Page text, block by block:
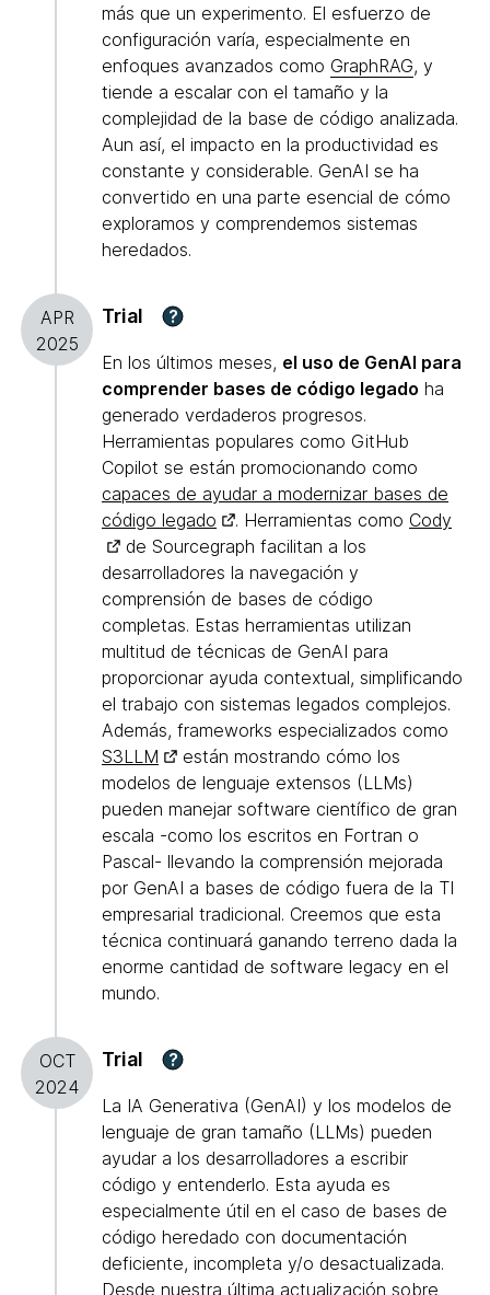
más que un experimento. El esfuerzo de
configuración varía, especialmente en
enfoques avanzados como GraphRAG, y
tiende a escalar con el tamaño y la
complejidad de la base de código analizada.
Aun así, el impacto en la productividad es
constante y considerable. GenAI se ha
convertido en una parte esencial de cómo
exploramos y comprendemos sistemas
heredados.
APR
2025
Trial ?
En los últimos meses, el uso de GenAI para
comprender bases de código legado ha
generado verdaderos progresos.
Herramientas populares como GitHub
Copilot se están promocionando como
capaces de ayudar a modernizar bases de
código legado
. Herramientas como Cody
de Sourcegraph facilitan a los
desarrolladores la navegación y
comprensión de bases de código
completas. Estas herramientas utilizan
multitud de técnicas de GenAI para
proporcionar ayuda contextual, simplificando
el trabajo con sistemas legados complejos.
Además, frameworks especializados como
S3LLM
están mostrando cómo los
modelos de lenguaje extensos (LLMs)
pueden manejar software científico de gran
escala -como los escritos en Fortran o
Pascal- llevando la comprensión mejorada
por GenAI a bases de código fuera de la TI
empresarial tradicional. Creemos que esta
técnica continuará ganando terreno dada la
enorme cantidad de software legacy en el
mundo.
OCT
2024
Trial ?
La IA Generativa (GenAI) y los modelos de
lenguaje de gran tamaño (LLMs) pueden
ayudar a los desarrolladores a escribir
código y entenderlo. Esta ayuda es
especialmente útil en el caso de bases de
código heredado con documentación
deficiente, incompleta y/o desactualizada.
Desde nuestra última actualización sobre